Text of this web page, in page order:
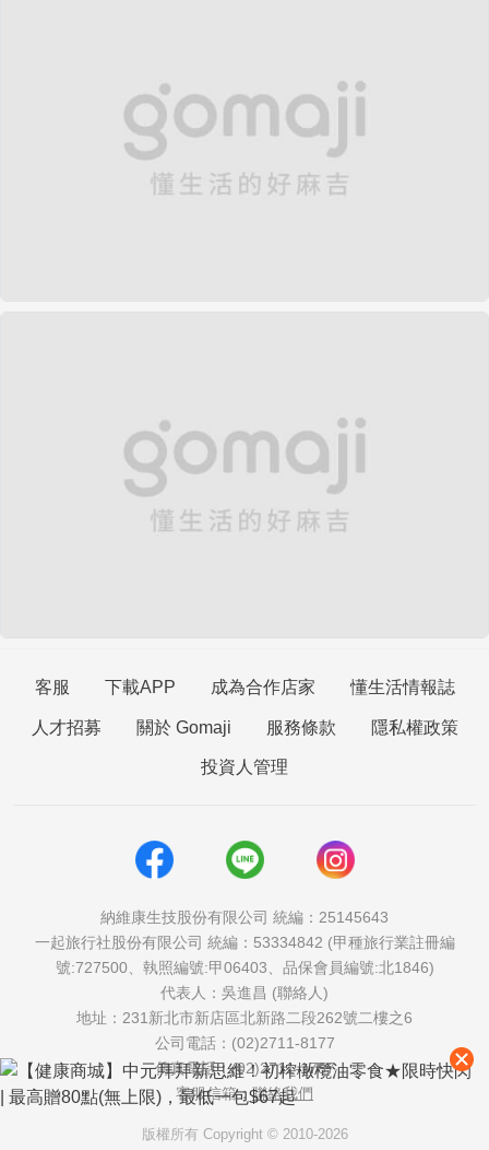
客服 下載APP 成為合作店家 懂生活情報誌
人才招募 關於 Gomaji 服務條款 隱私權政策
投資人管理
納維康生技股份有限公司 統編：25145643
一起旅行社股份有限公司 統編：53334842 (甲種旅行業註冊編
號:727500、執照編號:甲06403、品保會員編號:北1846)
代表人：吳進昌 (聯絡人)
地址：231新北市新店區北新路二段262號二樓之6
公司電話：(02)2711-8177
傳真電話：(02)2711-1757
客服信箱：聯絡我們
版權所有 Copyright © 2010-2026